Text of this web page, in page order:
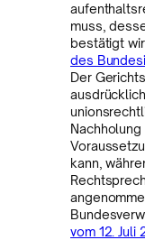
muss,
bestätigt
des
Der
kann,
vom 12. Juli